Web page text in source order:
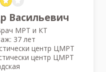
Васильевич
МРТ и КТ
37 лет
центр ЦМРТ
центр ЦМРТ